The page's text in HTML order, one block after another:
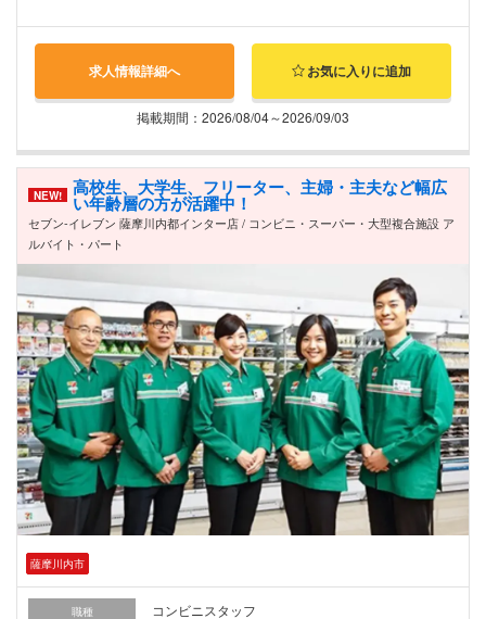
求人情報詳細へ お気に入りに追加
掲載期間：2026/08/04～2026/09/03
NEW! 高校生、大学生、フリーター、主婦・主夫など幅広
い年齢層の方が活躍中！
セブン-イレブン 薩摩川内都インター店 / コンビニ・スーパー・大型複合施設 ア
ルバイト・パート
薩摩川内市
職種 コンビニスタッフ